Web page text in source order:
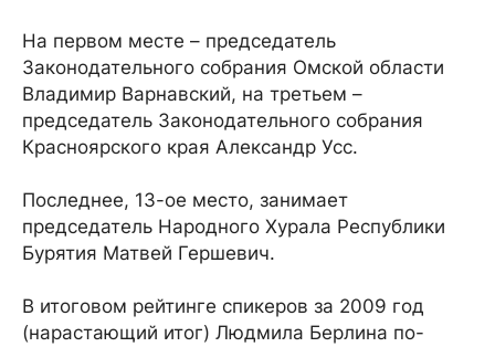
На первом месте – председатель
Законодательного собрания Омской области
Владимир Варнавский, на третьем –
председатель Законодательного собрания
Красноярского края Александр Усс.
Последнее, 13-ое место, занимает
председатель Народного Хурала Республики
Бурятия Матвей Гершевич.
В итоговом рейтинге спикеров за 2009 год
(нарастающий итог) Людмила Берлина по-